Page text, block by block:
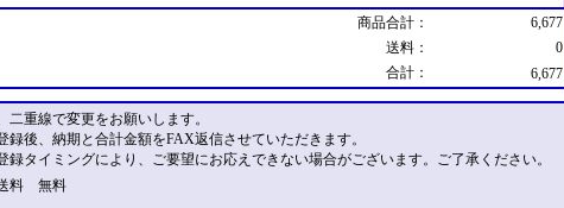
商品合計：
6,677
送料：
0
合計：
6,677
二重線で変更をお願いします。
録後、納期と合計金額をFAX返信させていただきます。
録タイミングにより、ご要望にお応えできない場合がございます。ご了承ください。
料 無料